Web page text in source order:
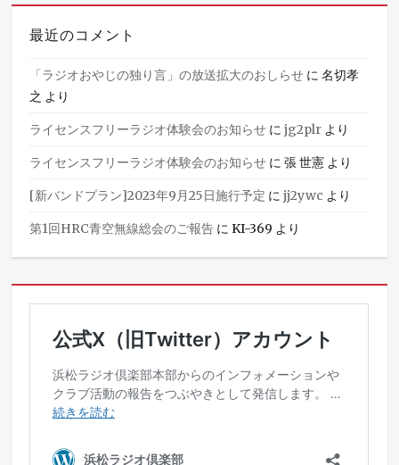
最近のコメント
「ラジオおやじの独り言」の放送拡大のおしらせ に名切孝
之 より
ライセンスフリーラジオ体験会のお知らせ にjg2plr より
ライセンスフリーラジオ体験会のお知らせ に張 世憲 より
[新バンドプラン]2023年9月25日施行予定 にjj2ywc より
第1回HRC青空無線総会のご報告 にKI-369 より